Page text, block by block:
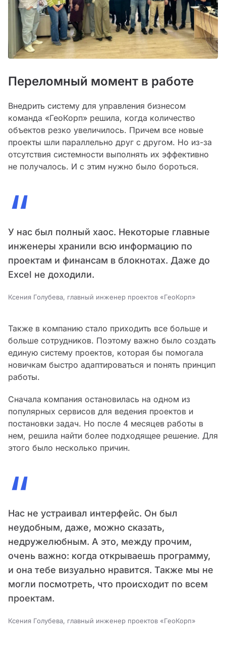
Переломный момент в работе
Внедрить систему для управления бизнесом
команда «ГеоКорп» решила, когда количество
объектов резко увеличилось. Причем все новые
проекты шли параллельно друг с другом. Но из-за
отсутствия системности выполнять их эффективно
не получалось. И с этим нужно было бороться.
“
У нас был полный хаос. Некоторые главные
инженеры хранили всю информацию по
проектам и финансам в блокнотах. Даже до
Excel не доходили.
Ксения Голубева, главный инженер проектов «ГеоКорп»
Также в компанию стало приходить все больше и
больше сотрудников. Поэтому важно было создать
единую систему проектов, которая бы помогала
новичкам быстро адаптироваться и понять принцип
работы.
Сначала компания остановилась на одном из
популярных сервисов для ведения проектов и
постановки задач. Но после 4 месяцев работы в
нем, решила найти более подходящее решение. Для
этого было несколько причин.
“
Нас не устраивал интерфейс. Он был
неудобным, даже, можно сказать,
недружелюбным. А это, между прочим,
очень важно: когда открываешь программу,
и она тебе визуально нравится. Также мы не
могли посмотреть, что происходит по всем
проектам.
Ксения Голубева, главный инженер проектов «ГеоКорп»